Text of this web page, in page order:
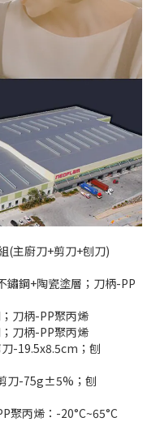
廚刀+剪刀+刨刀)
鋼+陶瓷塗層；刀柄-PP
柄-PP聚丙烯
柄-PP聚丙烯
-19.5x8.5cm；刨
-75g±5%；刨
聚丙烯：-20°C~65°C